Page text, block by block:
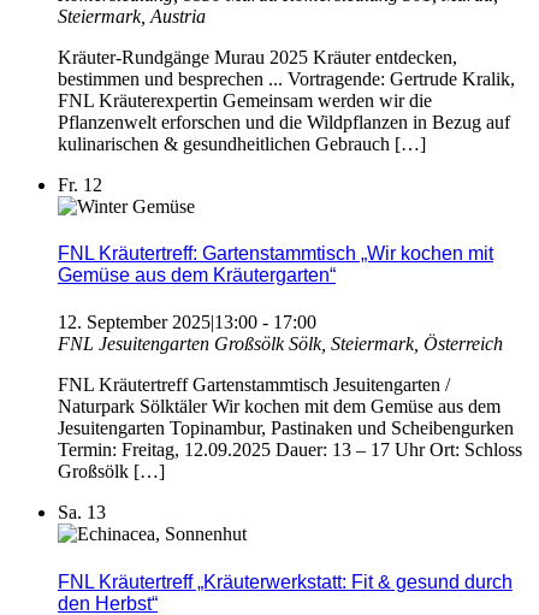
Steiermark, Austria
Kräuter-Rundgänge Murau 2025 Kräuter entdecken,
bestimmen und besprechen ... Vortragende: Gertrude Kralik,
FNL Kräuterexpertin Gemeinsam werden wir die
Pflanzenwelt erforschen und die Wildpflanzen in Bezug auf
kulinarischen & gesundheitlichen Gebrauch […]
Fr. 12
FNL Kräutertreff: Gartenstammtisch „Wir kochen mit
Gemüse aus dem Kräutergarten“
12. September 2025|13:00 - 17:00
FNL Jesuitengarten GroßsölkSölk, Steiermark, Österreich
FNL Kräutertreff Gartenstammtisch Jesuitengarten /
Naturpark Sölktäler Wir kochen mit dem Gemüse aus dem
Jesuitengarten Topinambur, Pastinaken und Scheibengurken
Termin: Freitag, 12.09.2025 Dauer: 13 – 17 Uhr Ort: Schloss
Großsölk […]
Sa. 13
FNL Kräutertreff „Kräuterwerkstatt: Fit & gesund durch
den Herbst“